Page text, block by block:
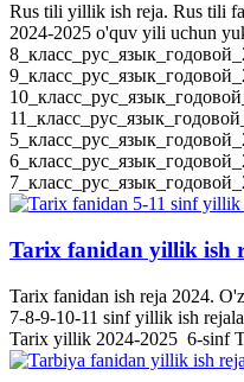
Rus tili yillik ish reja. Rus tili
2024-2025 o'quv yili uchun
Tarix fanidan yillik ish
Tarix fanidan ish reja 2024.
7-8-9-10-11 sinf yillik ish
Tarix yillik 2024-2025 6-sinf